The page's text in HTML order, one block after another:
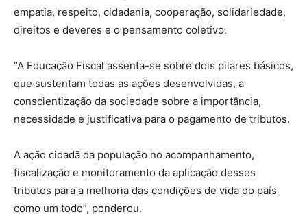
empatia, respeito, cidadania, cooperação, solidariedade,
direitos e deveres e o pensamento coletivo.
“A Educação Fiscal assenta-se sobre dois pilares básicos,
que sustentam todas as ações desenvolvidas, a
conscientização da sociedade sobre a importância,
necessidade e justificativa para o pagamento de tributos.
A ação cidadã da população no acompanhamento,
fiscalização e monitoramento da aplicação desses
tributos para a melhoria das condições de vida do país
como um todo”, ponderou.